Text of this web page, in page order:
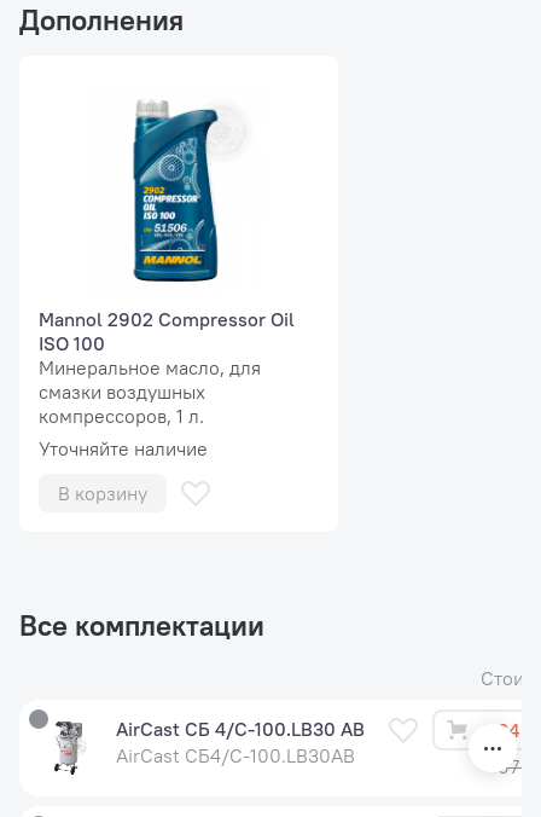
Дополнения
Mannol 2902 Compressor Oil
ISO 100
Минеральное масло, для
смазки воздушных
компрессоров, 1 л.
Уточняйте наличие
В корзину
Все комплектации
AirCast СБ 4/С-100.LB30 АВ
AirCast СБ4/С-100.LB30АВ
64
67